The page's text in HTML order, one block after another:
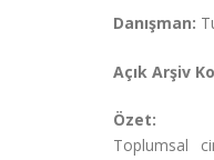
Danışman:
Açık Arşiv
Özet:
Toplumsal